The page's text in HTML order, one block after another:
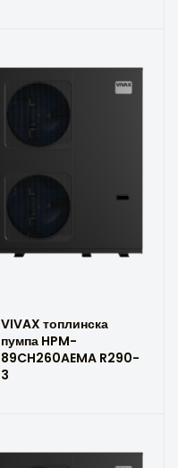
VIVAX топлинска
пумпа HPM-
89CH260AEMA R290-
3